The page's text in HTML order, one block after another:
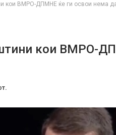
кои ВМРО-ДПМНЕ ќе ги освои нема
кои ВМРО-